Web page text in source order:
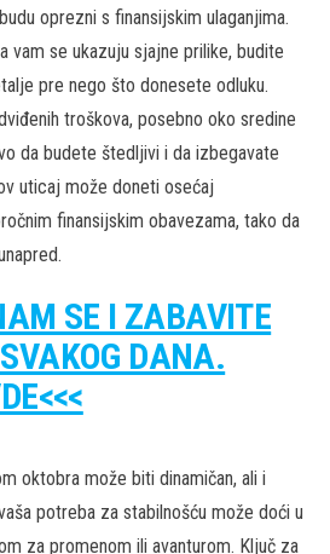
oprezni s finansijskim ulaganjima.
vam se ukazuju sjajne prilike, budite
pre nego što donesete odluku.
troškova, posebno oko sredine
da budete štedljivi i da izbegavate
uticaj može doneti osećaj
finansijskim obavezama, tako da
SE I ZABAVITE
DANA.
oktobra može biti dinamičan, ali i
potreba za stabilnošću može doći u
za promenom ili avanturom. Ključ za